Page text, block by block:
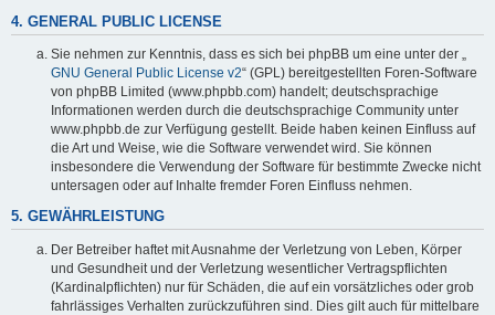
4. GENERAL PUBLIC LICENSE
Sie nehmen zur Kenntnis, dass es sich bei phpBB um eine unter der „
GNU General Public License v2“ (GPL) bereitgestellten Foren-Software
von phpBB Limited (www.phpbb.com) handelt; deutschsprachige
Informationen werden durch die deutschsprachige Community unter
www.phpbb.de zur Verfügung gestellt. Beide haben keinen Einfluss auf
die Art und Weise, wie die Software verwendet wird. Sie können
insbesondere die Verwendung der Software für bestimmte Zwecke nicht
untersagen oder auf Inhalte fremder Foren Einfluss nehmen.
5. GEWÄHRLEISTUNG
Der Betreiber haftet mit Ausnahme der Verletzung von Leben, Körper
und Gesundheit und der Verletzung wesentlicher Vertragspflichten
(Kardinalpflichten) nur für Schäden, die auf ein vorsätzliches oder grob
fahrlässiges Verhalten zurückzuführen sind. Dies gilt auch für mittelbare